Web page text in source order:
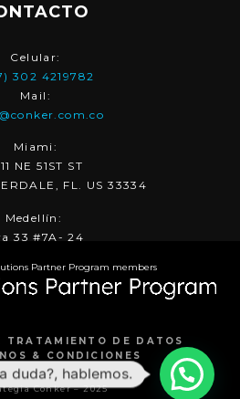
Celular:
302 4219782
Mail:
Miami:
NE 51ST ST
FL. US 33334
Medellín:
33 #7A- 24
Partner Program members
TRATAMIENTO DE DATOS
& CONDICIONES
Conker – 2025
duda?, hablemos.